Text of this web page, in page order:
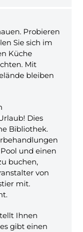
Probieren
Sie sich im
Küche
Mit
bleiben
Dies
Bibliothek.
und einen
buchen,
von
mit.
Ihnen
gibt einen